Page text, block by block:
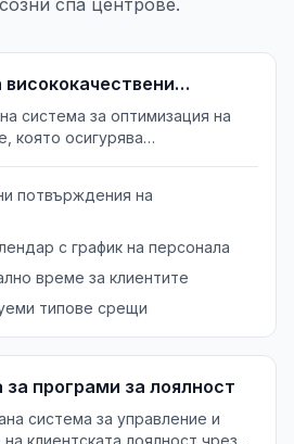
система за оптимизация на
която осигурява
потвърждения на
с график на персонала
време за клиентите
типове срещи
програми за лоялност
система за управление и
клиентската лоялност чрез